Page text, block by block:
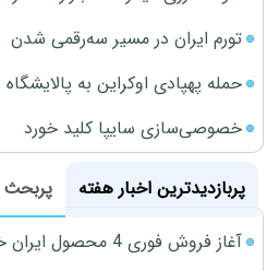
تورم ایران در مسیر سه‌رقمی شدن
حمله پهپادی اوکراین به
خصوصی‌سازی سایپا کلید خورد
پربازدیدترین اخبار هفته
پربحث
آغاز فروش فوری 4 محصول ایران خودرو در نمایندگی‌ها